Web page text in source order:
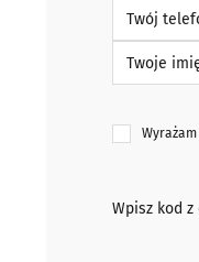
Wpisz kod z